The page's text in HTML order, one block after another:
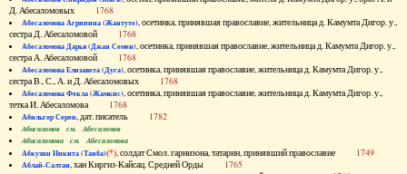
Д. Абесаломовых 1768
Абесаломова Агрипина (Жантуте), осетинка, принявшая православие, жительница д. Камумта Дигор. у.,
сестра Д. Абесаломовой 1768
Абесаломова Дарья (Джан Семен), осетинка, принявшая православие, жительница д. Камумта Дигор. у.,
сестра А. Абесаломовой 1768
Абесаломова Елизавета (Дуга), осетинка, принявшая православие, жительница д. Камумта Дигор. у.,
сестра В., С., А. и Д. Абесаломовых 1768
Абесаломова Фекла (Жамкис), осетинка, принявшая православие, жительница д. Камумта Дигор. у.,
тетка И. Абесаломова 1768
Абильгор Серен, дат. писатель 1782
Абисаломов см. Абесаломов
Абисаломова см. Абесаломова
Абкузин Никита (Танба)(*), солдат Смол. гарнизона, татарин, принявший православие 1749
Аблай-Салтан, хан Киргиз-Кайсац. Средней Орды 1765